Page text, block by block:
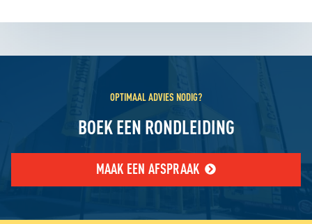
OPTIMAAL ADVIES NODIG?
BOEK EEN RONDLEIDING
MAAK EEN AFSPRAAK